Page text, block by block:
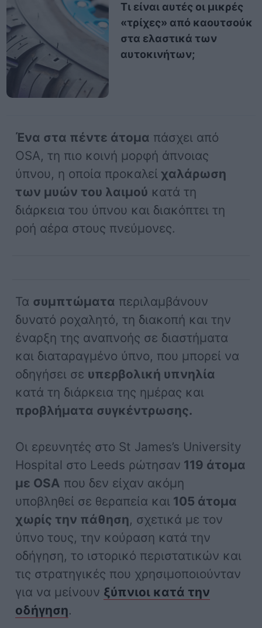
Τι είναι αυτές οι μικρές
«τρίχες» από καουτσούκ
στα ελαστικά των
αυτοκινήτων;
Ένα στα πέντε άτομα πάσχει από
OSA, τη πιο κοινή μορφή άπνοιας
ύπνου, η οποία προκαλεί χαλάρωση
των μυών του λαιμού κατά τη
διάρκεια του ύπνου και διακόπτει τη
ροή αέρα στους πνεύμονες.
Τα συμπτώματα περιλαμβάνουν
δυνατό ροχαλητό, τη διακοπή και την
έναρξη της αναπνοής σε διαστήματα
και διαταραγμένο ύπνο, που μπορεί να
οδηγήσει σε υπερβολική υπνηλία
κατά τη διάρκεια της ημέρας και
προβλήματα συγκέντρωσης.
Οι ερευνητές στο St James’s University
Hospital στο Leeds ρώτησαν 119 άτομα
με OSA που δεν είχαν ακόμη
υποβληθεί σε θεραπεία και 105 άτομα
χωρίς την πάθηση, σχετικά με τον
ύπνο τους, την κούραση κατά την
οδήγηση, το ιστορικό περιστατικών και
τις στρατηγικές που χρησιμοποιούνταν
για να μείνουν ξύπνιοι κατά την
οδήγηση.